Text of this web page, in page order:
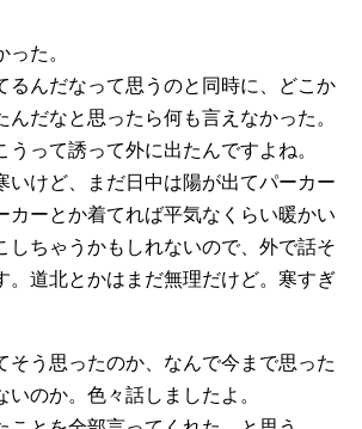
た。
るんだなって思うのと同時に、どこか
んだなと思ったら何も言えなかった。
うって誘って外に出たんですよね。
いけど、まだ日中は陽が出てパーカー
カーとか着てれば平気なくらい暖かい
しちゃうかもしれないので、外で話そ
。道北とかはまだ無理だけど。寒すぎ
そう思ったのか、なんで今まで思った
いのか。色々話しましたよ。